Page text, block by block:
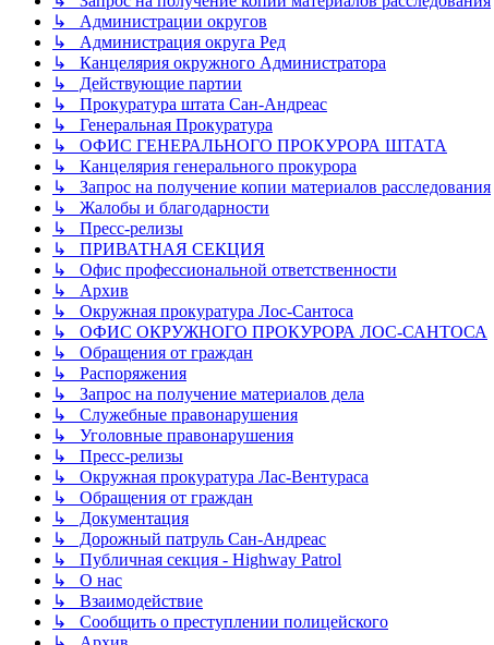
↳ Администрации округов
↳ Администрация округа Ред
↳ Канцелярия окружного Администратора
↳ Действующие партии
↳ Прокуратура штата Сан-Андреас
↳ Генеральная Прокуратура
↳ ОФИС ГЕНЕРАЛЬНОГО ПРОКУРОРА ШТАТА
↳ Канцелярия генерального прокурора
↳ Запрос на получение копии материалов расследования
↳ Жалобы и благодарности
↳ Пресс-релизы
↳ ПРИВАТНАЯ СЕКЦИЯ
↳ Офис профессиональной ответственности
↳ Архив
↳ Окружная прокуратура Лос-Сантоса
↳ ОФИС ОКРУЖНОГО ПРОКУРОРА ЛОС-САНТОСА
↳ Обращения от граждан
↳ Распоряжения
↳ Запрос на получение материалов дела
↳ Служебные правонарушения
↳ Уголовные правонарушения
↳ Пресс-релизы
↳ Окружная прокуратура Лас-Вентураса
↳ Обращения от граждан
↳ Документация
↳ Дорожный патруль Сан-Андреас
↳ Публичная секция - Highway Patrol
↳ О нас
↳ Взаимодействие
↳ Сообщить о преступлении полицейского